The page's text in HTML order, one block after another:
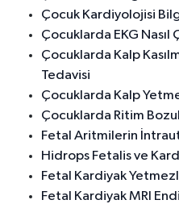
Çocuk Kardiyolojisi
Çocuklarda EKG Nasıl
Çocuklarda Kalp
Tedavisi
Çocuklarda Kalp
Çocuklarda Ritim
Fetal Aritmilerin
Hidrops Fetalis ve
Fetal Kardiyak
Fetal Kardiyak MRI